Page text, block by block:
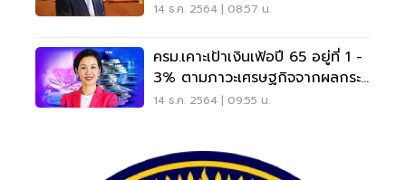
14 ธ.ค. 2564 | 08:57 น.
ครม.เคาะเป้าเงินเฟ้อปี 65 อยู่ที่ 1 -
3% ตามภาวะเศรษฐกิจจากผลกระ
ทบโควิด
14 ธ.ค. 2564 | 09:55 น.